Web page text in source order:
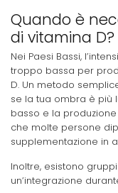
Quando è
di vitamina D?
Nei Paesi Bassi,
troppo bassa per
D. Un metodo
se la tua ombra è più
basso e la
che molte persone
supplementazione in
Inoltre, esistono
un’integrazione